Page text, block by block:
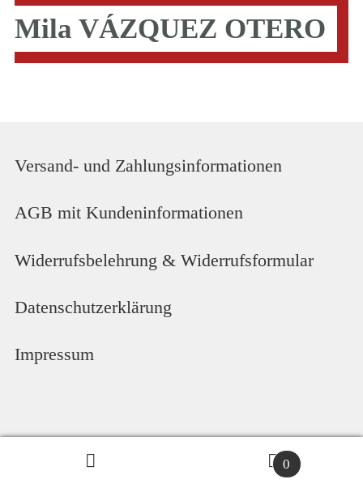
Mila VÁZQUEZ OTERO
Versand- und Zahlungsinformationen
AGB mit Kundeninformationen
Widerrufsbelehrung & Widerrufsformular
Datenschutzerklärung
Impressum
0